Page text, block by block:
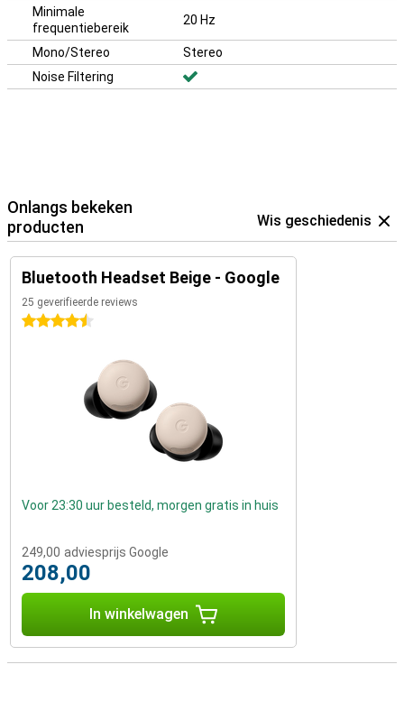
Minimale
frequentiebereik
20 Hz
Mono/Stereo
Stereo
Noise Filtering
Onlangs bekeken
producten
Wis geschiedenis
Bluetooth Headset Beige - Google
25 geverifieerde reviews
4.5 sterren
Voor 23:30 uur besteld, morgen gratis in huis
249,00 adviesprijs Google
208,00
In winkelwagen